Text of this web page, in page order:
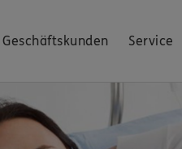
Geschäftskunden Service